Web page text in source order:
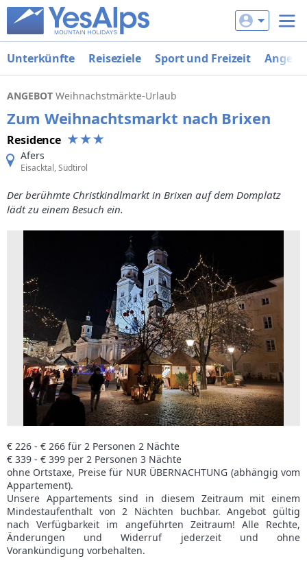
Unterkünfte Reiseziele Sport und Freizeit
ANGEBOT Weihnachstmärkte-Urlaub
Zum Weihnachtsmarkt nach Brixen
Residence
Afers
Eisacktal, Südtirol
Der berühmte Christkindlmarkt in Brixen auf dem Domplatz
lädt zu einem Besuch ein.
€ 226 - € 266 für 2 Personen 2 Nächte
€ 339 - € 399 per 2 Personen 3 Nächte
ohne Ortstaxe, Preise für NUR ÜBERNACHTUNG (abhängig vom
Appartement).
Unsere Appartements sind in diesem Zeitraum mit einem
Mindestaufenthalt von 2 Nächten buchbar. Angebot gültig
nach Verfügbarkeit im angeführten Zeitraum! Alle Rechte,
Änderungen und Widerruf jederzeit und ohne
Vorankündigung vorbehalten.